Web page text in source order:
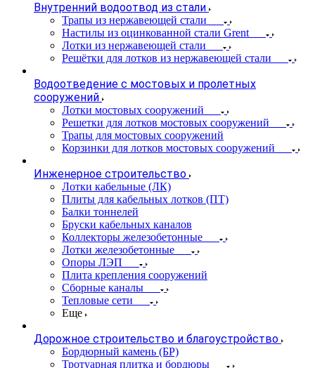
Внутренний водоотвод из стали
Трапы из нержавеющей стали
Настилы из оцинкованной стали Grent
Лотки из нержавеющей стали
Решётки для лотков из нержавеющей стали
Водоотведение с мостовых и пролетных
сооружений
Лотки мостовых сооружений
Решетки для лотков мостовых сооружений
Трапы для мостовых сооружений
Корзинки для лотков мостовых сооружений
Инженерное строительство
Лотки кабельные (ЛК)
Плиты для кабельных лотков (ПТ)
Балки тоннелей
Бруски кабельных каналов
Коллекторы железобетонные
Лотки железобетонные
Опоры ЛЭП
Плита крепления сооружений
Сборные каналы
Тепловые сети
Еще
Дорожное строительство и благоустройство
Бордюрный камень (БР)
Тротуарная плитка и бордюры